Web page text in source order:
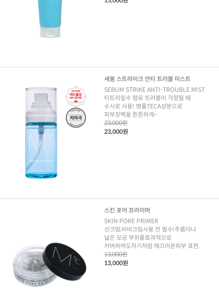
세붐 스트라이크 안티 트러블 미스트
SEBUM STRIKE ANTI-TROUBLE MIST
티트리잎수 함유 트러블이 걱정될 때
수시로 사용! 병풀TECA성분으로
피부장벽을 튼튼하게~
23,000원
23,000원
스킨 포어 프라이머
SKIN PORE PRIMER
선크림,비비크림사용 전 필수!주름이나
넓은 모공 부위를효과적으로
커버하여도자기처럼 매끄러운피부 표현.
13,000원
13,000원